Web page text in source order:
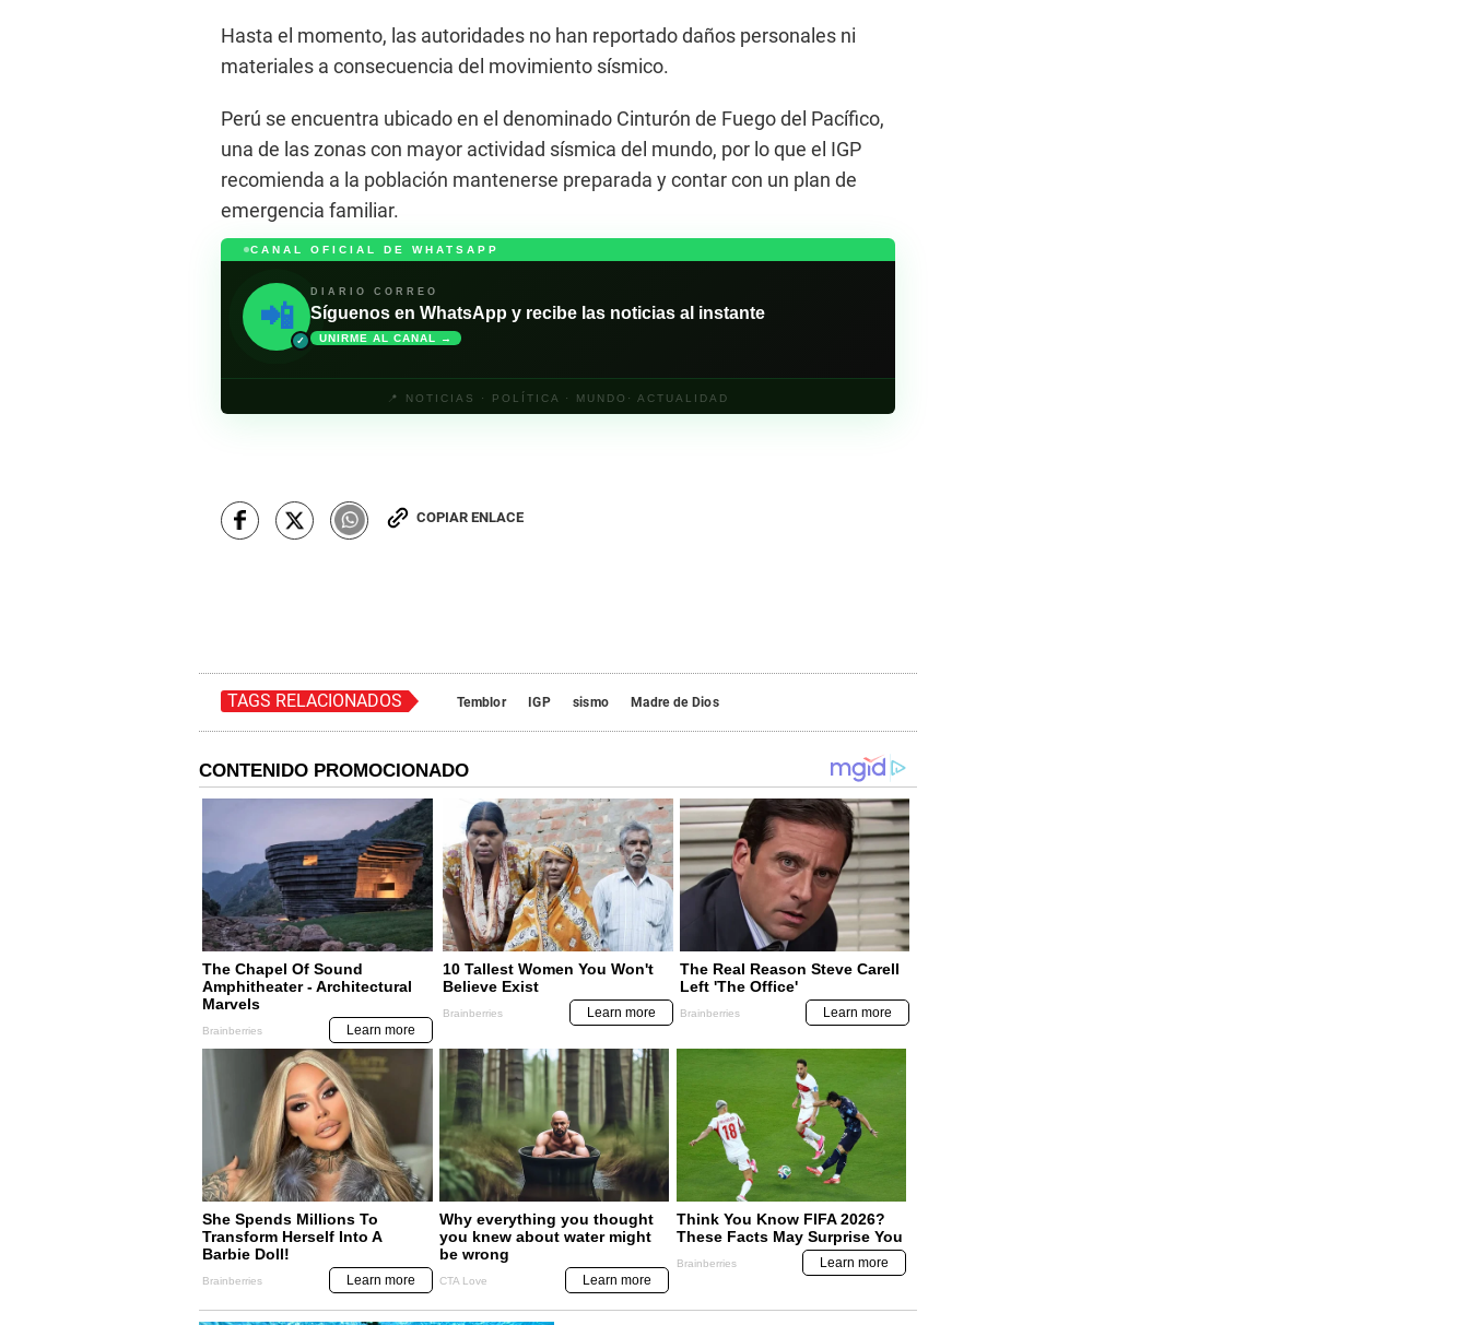
Hasta el momento, las autoridades no han reportado daños personales ni
materiales a consecuencia del movimiento sísmico.
Perú se encuentra ubicado en el denominado Cinturón de Fuego del Pacífico,
una de las zonas con mayor actividad sísmica del mundo, por lo que el IGP
recomienda a la población mantenerse preparada y contar con un plan de
emergencia familiar.
CANAL OFICIAL DE WHATSAPP
📲
✓
DIARIO CORREO
Síguenos en WhatsApp y recibe las noticias al instante
UNIRME AL CANAL →
📍 NOTICIAS · POLÍTICA · MUNDO· ACTUALIDAD
COPIAR ENLACE
TAGS RELACIONADOS Temblor IGP sismo Madre de Dios